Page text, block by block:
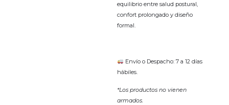
equilibrio entre salud postural,
confort prolongado y diseño
formal.
Envío o Despacho: 7 a 12 días
hábiles.
*Los productos no vienen
armados.